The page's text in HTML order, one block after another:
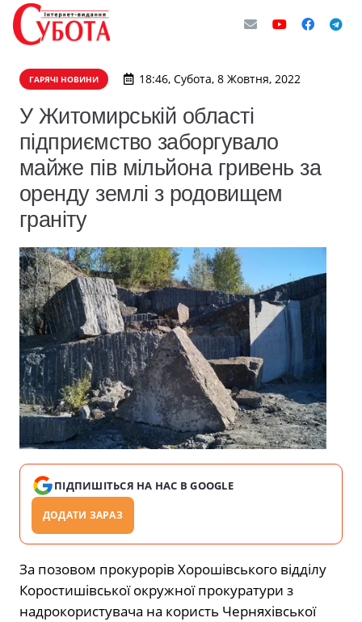
ГАРЯЧІ НОВИНИ 18:46, Субота, 8 Жовтня, 2022
​У Житомирській області
підприємство заборгувало
майже пів мільйона гривень за
оренду землі з родовищем
граніту
ПІДПИШІТЬСЯ НА НАС В GOOGLE
ДОДАТИ ЗАРАЗ
За позовом прокурорів Хорошівського відділу
Коростишівської окружної прокуратури з
надрокористувача на користь Черняхівської